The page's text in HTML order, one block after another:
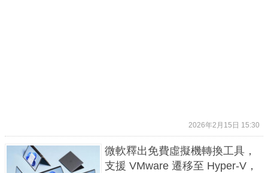
2026年2月15日 15:30
微軟釋出免費虛擬機轉換工具，
支援 VMware 遷移至 Hyper-V，